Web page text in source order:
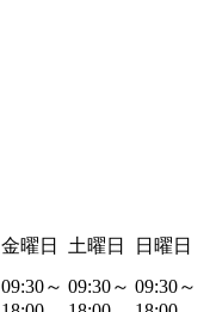
金曜日 土曜日
日曜日
09:30～ 09:30～ 09:30～